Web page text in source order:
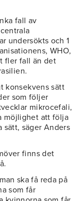
fall av
undersökts och 1
WHO,
fler fall än det
konsekvens sätt
som följer
mikrocefali,
möjlighet att följa
sätt, säger Anders
finns det
ska få reda på
som får